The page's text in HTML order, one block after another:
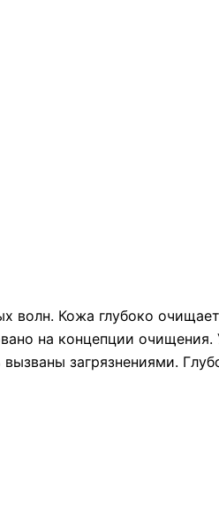
волн. Кожа глубоко
на концепции
загрязнениями.